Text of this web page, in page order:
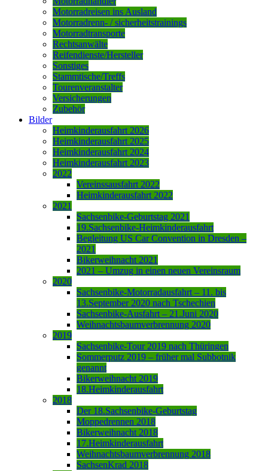
Motorradreisen ins Ausland
Motorradrenn- / sicherheitstrainings
Motorradtransporte
Rechtsanwälte
Reifendienste/Hersteller
Sonstiges
Stammtische/Treffs
Tourenveranstalter
Versicherungen
Zubehör
Bilder
Heimkinderausfahrt 2026
Heimkinderausfahrt 2025
Heimkinderausfahrt 2024
Heimkinderausfahrt 2023
2022
Vereinssausfahrt 2022
Heimkinderausfahrt 2022
2021
Sachsenbike-Geburtstag 2021
19.Sachsenbike-Heimkinderausfahrt
Begleitung US Car Convention in Dresden –
2021
Bikerweihnacht 2021
2021 – Umzug in einen neuen Vereinsraum
2020
Sachsenbike-Motorradausfahrt – 11. bis
13.September 2020 nach Tschechien
Sachsenbike-Ausfahrt – 21.Juni 2020
Weihnachtsbaumverbrennung 2020
2019
Sachsenbike-Tour 2019 nach Thüringen
Sommerputz 2019 – früher mal Subbotnik
genannt
Bikerweihnacht 2019
18.Heimkinderausfahrt
2018
Der 18.Sachsenbike-Geburtstag
Moppedrennen 2018
Bikerweihnacht 2018
17.Heimkinderausfahrt
Weihnachtsbaumverbrennung 2018
SachsenKrad 2018